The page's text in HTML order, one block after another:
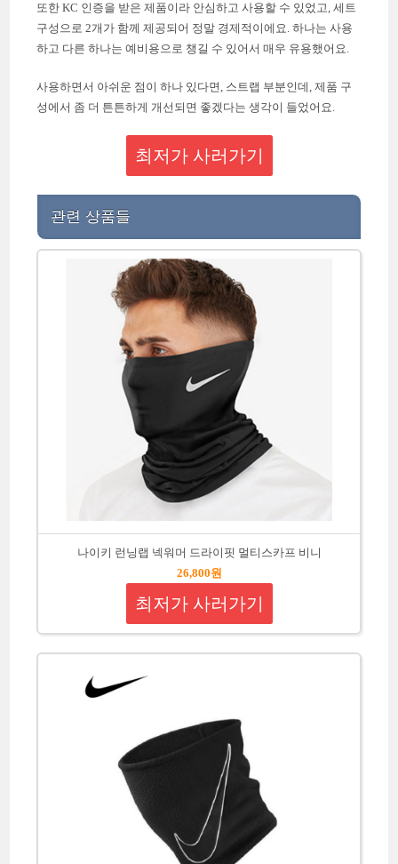
또한 KC 인증을 받은 제품이라 안심하고 사용할 수 있었고, 세트
구성으로 2개가 함께 제공되어 정말 경제적이에요. 하나는 사용
하고 다른 하나는 예비용으로 챙길 수 있어서 매우 유용했어요.
사용하면서 아쉬운 점이 하나 있다면, 스트랩 부분인데, 제품 구
성에서 좀 더 튼튼하게 개선되면 좋겠다는 생각이 들었어요.
최저가 사러가기
관련 상품들
나이키 런닝랩 넥워머 드라이핏 멀티스카프 비니
26,800원
최저가 사러가기